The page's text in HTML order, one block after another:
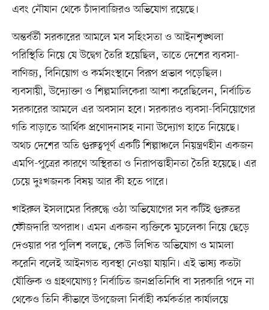
এবং নৌযান থেকে চাঁদাবাজিরও অভিযোগ রয়েছে।
অন্তর্বর্তী সরকারের আমলে মব সহিংসতা ও আইনশৃঙ্খলা
পরিস্থিতি নিয়ে যে উদ্বেগ তৈরি হয়েছিল, তাতে দেশের ব্যবসা-
বাণিজ্য, বিনিয়োগ ও কর্মসংস্থানে বিরূপ প্রভাব পড়েছিল।
ব্যবসায়ী, উদ্যোক্তা ও শিল্পমালিকেরা আশা করেছিলেন, নির্বাচিত
সরকারের আমলে এর অবসান হবে। সরকারও ব্যবসা-বিনিয়োগের
গতি বাড়াতে আর্থিক প্রণোদনাসহ নানা উদ্যোগ হাতে নিয়েছে।
অথচ দেশের অতি গুরুত্বপূর্ণ একটি শিল্পাঞ্চলে নিয়ন্ত্রণহীন একজন
এমপি-পুত্রের কারণে অস্থিরতা ও নিরাপত্তাহীনতা তৈরি হয়েছে। এর
চেয়ে দুঃখজনক বিষয় আর কী হতে পারে।
খাইরুল ইসলামের বিরুদ্ধে ওঠা অভিযোগের সব কটিই গুরুতর
ফৌজদারি অপরাধ। এমন একজন ব্যক্তিকে মুচলেকা নিয়ে ছেড়ে
দেওয়ার পর পুলিশ বলছে, কেউ লিখিত অভিযোগ ও মামলা
করেনি বলেই আইনগত ব্যবস্থা নেওয়া যায়নি। এই ভাষ্য কতটা
যৌক্তিক ও গ্রহণযোগ্য? নির্বাচিত জনপ্রতিনিধি বা সরকারি পদে না
থেকেও তিনি কীভাবে উপজেলা নির্বাহী কর্মকর্তার কার্যালয়ে